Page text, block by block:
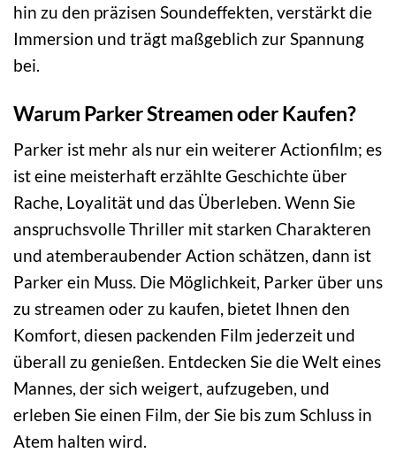
hin zu den präzisen Soundeffekten, verstärkt die
Immersion und trägt maßgeblich zur Spannung
bei.
Warum Parker Streamen oder Kaufen?
Parker ist mehr als nur ein weiterer Actionfilm; es
ist eine meisterhaft erzählte Geschichte über
Rache, Loyalität und das Überleben. Wenn Sie
anspruchsvolle Thriller mit starken Charakteren
und atemberaubender Action schätzen, dann ist
Parker ein Muss. Die Möglichkeit, Parker über uns
zu streamen oder zu kaufen, bietet Ihnen den
Komfort, diesen packenden Film jederzeit und
überall zu genießen. Entdecken Sie die Welt eines
Mannes, der sich weigert, aufzugeben, und
erleben Sie einen Film, der Sie bis zum Schluss in
Atem halten wird.